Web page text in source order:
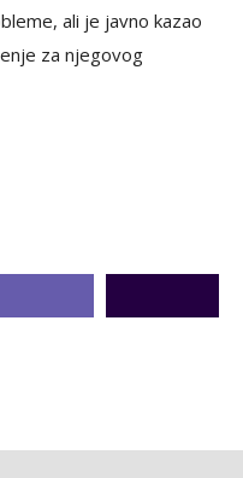
ali je javno kazao
za njegovog